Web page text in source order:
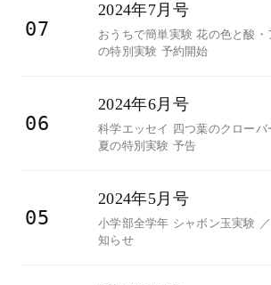
07
2024年7月号
おうちで簡単実験 花の色と酸
の特別実験 予約開始
06
2024年6月号
科学エッセイ 四つ葉のクローバ
夏の特別実験 予告
05
2024年5月号
小学部全学年 シャボン玉実験
知らせ